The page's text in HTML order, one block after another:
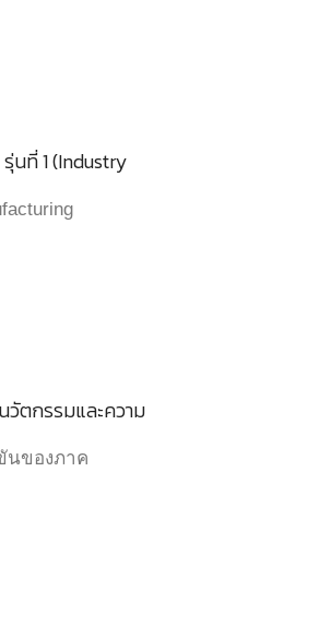
นที่ 1 (Industry
วัตกรรมและความ
นของภาค